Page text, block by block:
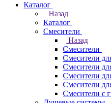
Каталог
Назад
Каталог
Смесители
Назад
Смесители
Смесители
Смесители
Смесители
Смесители
Смесители с